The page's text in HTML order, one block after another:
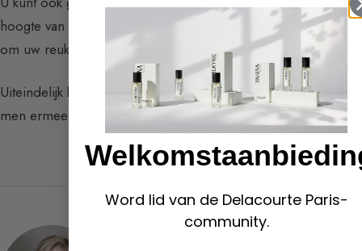
hoogte van de elleboog of de arm), dat is zeer effectief
om uw reukorgaan op nul te zetten.
Uiteindelijk kan men een parfum pas echt ontdekken als
men ermee heeft geslapen.
Word lid van de Delacourte Paris-
community.